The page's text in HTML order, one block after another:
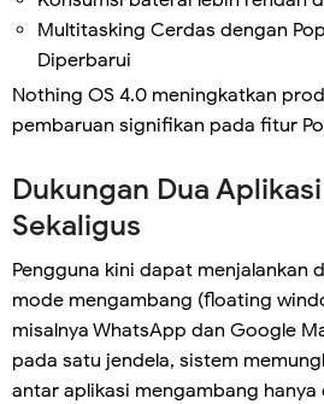
Multitasking Cerdas dengan
Diperbarui
Nothing OS 4.0 meningkatkan
pembaruan signifikan pada fitur
Dukungan Dua
Sekaligus
Pengguna kini dapat menjalankan
mode mengambang (floating
misalnya WhatsApp dan Google
pada satu jendela, sistem
antar aplikasi mengambang